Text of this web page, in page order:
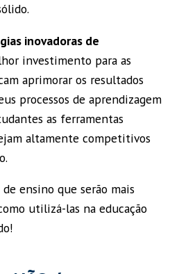
inovadoras de
investimento para as
aprimorar os resultados
processos de aprendizagem
as ferramentas
altamente competitivos
ensino que serão mais
utilizá-las na educação